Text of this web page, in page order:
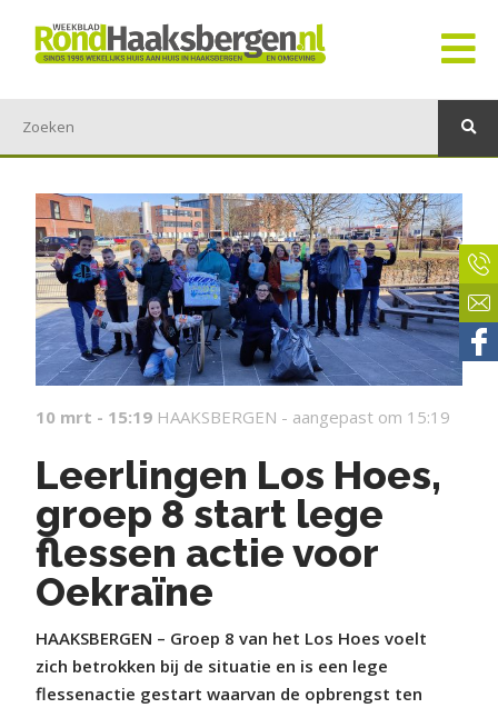
10 mrt - 15:19 HAAKSBERGEN - aangepast om 15:19
Leerlingen Los Hoes,
groep 8 start lege
flessen actie voor
Oekraïne
HAAKSBERGEN – Groep 8 van het Los Hoes voelt
zich betrokken bij de situatie en is een lege
flessenactie gestart waarvan de opbrengst ten